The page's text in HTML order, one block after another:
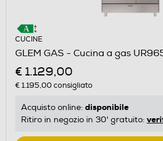
CUCINE
GLEM GAS - Cucina a gas
€ 1.129,00
€ 1.195,00consigliato
Acquisto online: disponibile
Ritiro in negozio in 30' gratuito: